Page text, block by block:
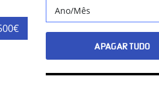
Ano/Mês
APAGAR TUDO